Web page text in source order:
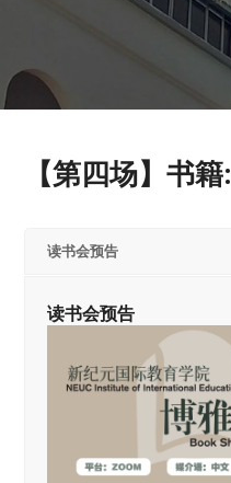
【第四场】书
读书会预告
读书会预告